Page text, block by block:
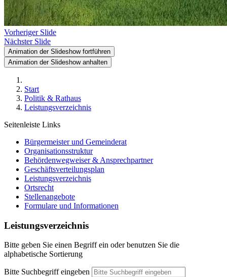
Vorheriger Slide
Nächster Slide
Animation der Slideshow fortführen
Animation der Slideshow anhalten
Start
Politik & Rathaus
Leistungsverzeichnis
Seitenleiste Links
Bürgermeister und Gemeinderat
Organisationsstruktur
Behördenwegweiser & Ansprechpartner
Geschäftsverteilungsplan
Leistungsverzeichnis
Ortsrecht
Stellenangebote
Formulare und Informationen
Leistungsverzeichnis
Bitte geben Sie einen Begriff ein oder benutzen Sie die
alphabetische Sortierung
Bitte Suchbegriff eingeben